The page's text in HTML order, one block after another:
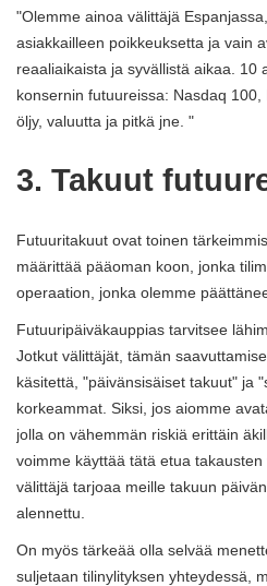
"Olemme ainoa välittäjä
asiakkailleen poikkeuksetta ja vain
reaaliaikaista ja syvällistä aikaa. 10
konsernin futuureissa: Nasdaq 100,
öljy, valuutta ja pitkä jne. "
3. Takuut
Futuuritakuut ovat toinen
määrittää pääoman koon, jonka
operaation, jonka olemme
Futuuripäiväkauppias tarvitsee
Jotkut välittäjät, tämän
käsitettä, "päivänsisäiset takuut" ja
korkeammat. Siksi, jos aiomme
jolla on vähemmän riskiä erittäin
voimme käyttää tätä etua
välittäjä tarjoaa meille takuun
alennettu.
On myös tärkeää olla selvää
suljetaan tilinylityksen yhteydessä,